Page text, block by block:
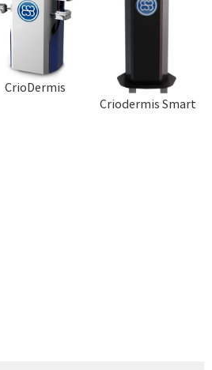
CrioDermis
Criodermis Smart